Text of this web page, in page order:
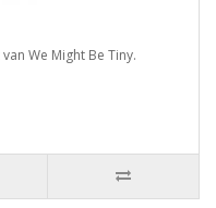
We Might Be Tiny.